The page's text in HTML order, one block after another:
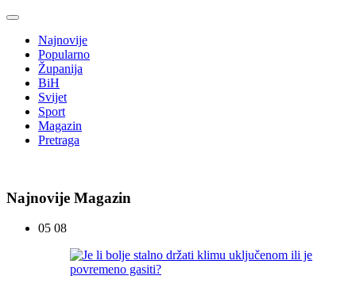
Najnovije
Popularno
Županija
BiH
Svijet
Sport
Magazin
Pretraga
Najnovije Magazin
05 08